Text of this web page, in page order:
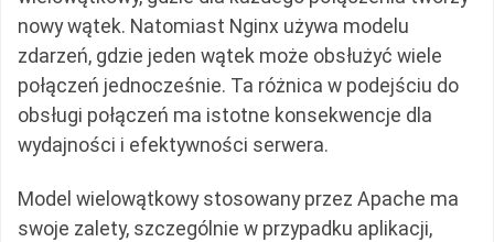
nowy wątek. Natomiast Nginx używa modelu
zdarzeń, gdzie jeden wątek może obsłużyć wiele
połączeń jednocześnie. Ta różnica w podejściu do
obsługi połączeń ma istotne konsekwencje dla
wydajności i efektywności serwera.
Model wielowątkowy stosowany przez Apache ma
swoje zalety, szczególnie w przypadku aplikacji,